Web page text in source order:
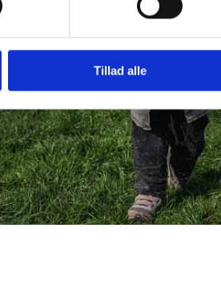
Tillad alle